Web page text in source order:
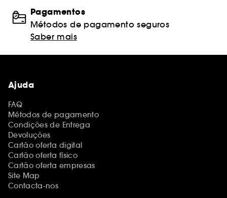
Pagamentos
Métodos de pagamento seguros
Saber mais
Ajuda
FAQ
Métodos de pagamento
Condições de Entrega
Devoluções
Cartão oferta digital
Cartão oferta físico
Cartão oferta empresas
Site Map
Contacta-nos